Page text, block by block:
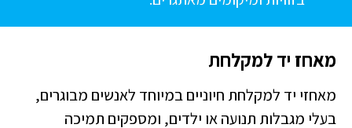
יד למקלחת
יד למקלחת חיוניים במיוחד לאנשים מבוגרים,
מגבלות תנועה או ילדים, ומספקים תמיכה